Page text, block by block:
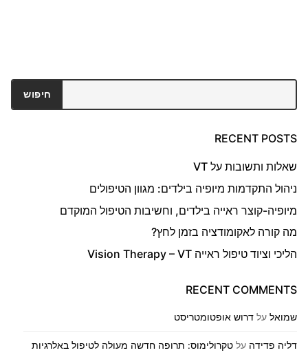
חיפוש
RECENT POSTS
שאלות ותשובות על VT
ניהול התקדמות מיופיה בילדים: מגוון הטיפולים
מיופיה-קוצר ראייה בילדים, וחשיבות הטיפול המוקדם
מה קורה לאקומודציה בזמן לחץ?
הליכי וציוד טיפול ראייה Vision Therapy – VT
RECENT COMMENTS
שמואל על דרוש אופטומטריסט
דליה פדידה על טקרולימוס: תרופה חדשה מעולה לטיפול באלרגיות